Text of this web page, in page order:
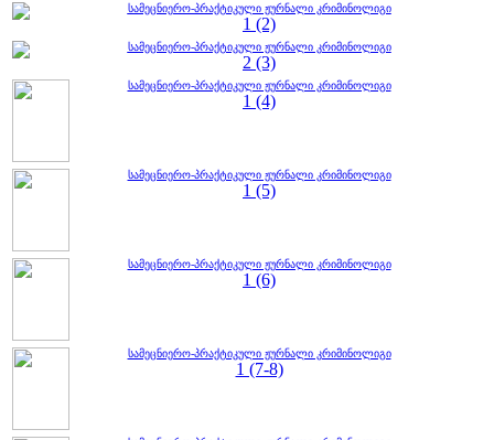
სამეცნიერო-პრაქტიკული ჟურნალი კრიმინოლიგი
1 (2)
სამეცნიერო-პრაქტიკული ჟურნალი კრიმინოლიგი
2 (3)
სამეცნიერო-პრაქტიკული ჟურნალი კრიმინოლიგი
1 (4)
სამეცნიერო-პრაქტიკული ჟურნალი კრიმინოლიგი
1 (5)
სამეცნიერო-პრაქტიკული ჟურნალი კრიმინოლიგი
1 (6)
სამეცნიერო-პრაქტიკული ჟურნალი კრიმინოლიგი
1 (7-8)